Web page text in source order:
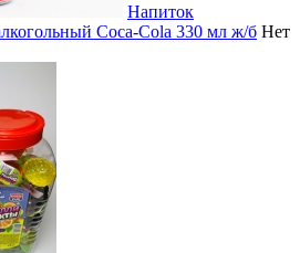
Напиток
Coca-Cola 330 мл ж/б Нет